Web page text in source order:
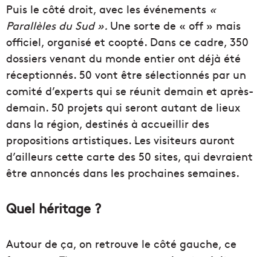
Puis le côté droit, avec les événements «
Parallèles du Sud ». Une sorte de « off » mais
officiel, organisé et coopté. Dans ce cadre, 350
dossiers venant du monde entier ont déjà été
réceptionnés. 50 vont être sélectionnés par un
comité d’experts qui se réunit demain et après-
demain. 50 projets qui seront autant de lieux
dans la région, destinés à accueillir des
propositions artistiques. Les visiteurs auront
d’ailleurs cette carte des 50 sites, qui devraient
être annoncés dans les prochaines semaines.
Quel héritage ?
Autour de ça, on retrouve le côté gauche, ce